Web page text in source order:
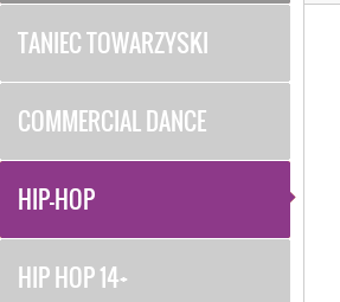
TANIEC TOWARZYSKI
COMMERCIAL DANCE
HIP-HOP
HIP HOP 14+